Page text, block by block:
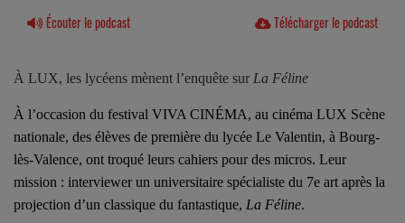
Écouter le podcast Télécharger le podcast
À LUX, les lycéens mènent l’enquête sur La Féline
À l’occasion du festival VIVA CINÉMA, au cinéma LUX Scène
nationale, des élèves de première du lycée Le Valentin, à Bourg-
lès-Valence, ont troqué leurs cahiers pour des micros. Leur
mission : interviewer un universitaire spécialiste du 7e art après la
projection d’un classique du fantastique, La Féline.